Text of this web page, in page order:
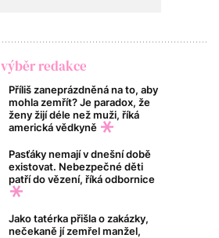
výběr redakce
Příliš zaneprázdněná na to, aby
mohla zemřít? Je paradox, že
ženy žijí déle než muži, říká
americká vědkyně
Pasťáky nemají v dnešní době
existovat. Nebezpečné děti
patří do vězení, říká odbornice
Jako tatérka přišla o zakázky,
nečekaně jí zemřel manžel,